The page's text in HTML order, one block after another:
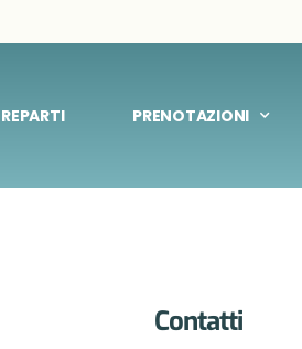
REPARTI PRENOTAZIONI
Contatti